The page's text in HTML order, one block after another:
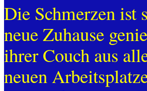
Die Schmerzen ist
neue Zuhause
ihrer Couch aus
neuen